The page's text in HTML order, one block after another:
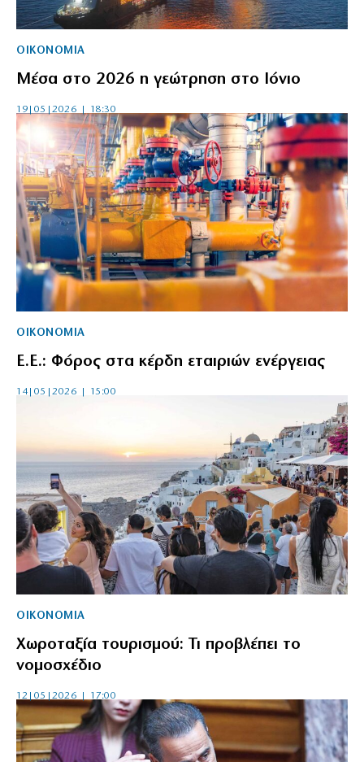
ΟΙΚΟΝΟΜΙΑ
Μέσα στο 2026 η γεώτρηση στο Ιόνιο
19|05|2026 | 18:30
ΟΙΚΟΝΟΜΙΑ
Ε.Ε.: Φόρος στα κέρδη εταιριών ενέργειας
14|05|2026 | 15:00
ΟΙΚΟΝΟΜΙΑ
Χωροταξία τουρισμού: Τι προβλέπει το
νομοσχέδιο
12|05|2026 | 17:00